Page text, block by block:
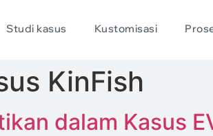
Studi kasus Kustomisasi
KinFish
dalam Kasus